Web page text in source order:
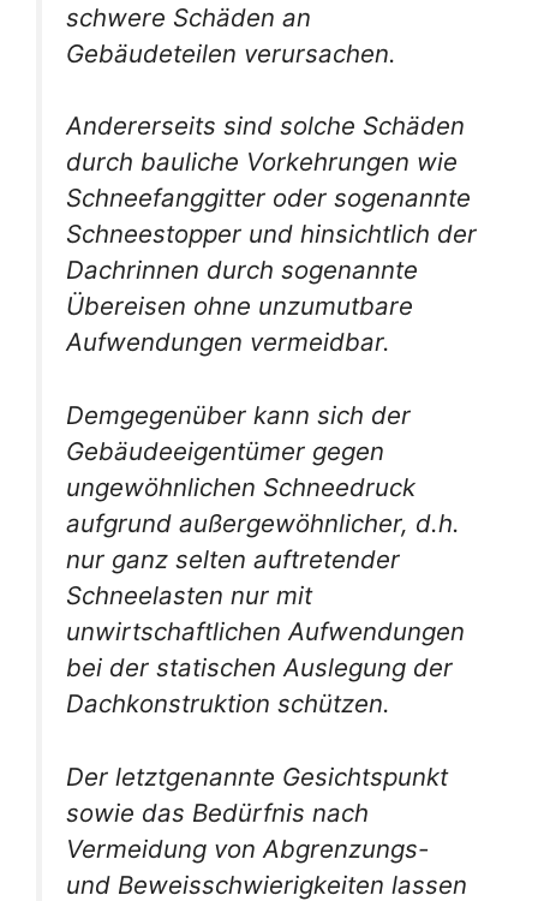
schwere Schäden an
Gebäudeteilen verursachen.
Andererseits sind solche Schäden
durch bauliche Vorkehrungen wie
Schneefanggitter oder sogenannte
Schneestopper und hinsichtlich der
Dachrinnen durch sogenannte
Übereisen ohne unzumutbare
Aufwendungen vermeidbar.
Demgegenüber kann sich der
Gebäudeeigentümer gegen
ungewöhnlichen Schneedruck
aufgrund außergewöhnlicher, d.h.
nur ganz selten auftretender
Schneelasten nur mit
unwirtschaftlichen Aufwendungen
bei der statischen Auslegung der
Dachkonstruktion schützen.
Der letztgenannte Gesichtspunkt
sowie das Bedürfnis nach
Vermeidung von Abgrenzungs-
und Beweisschwierigkeiten lassen